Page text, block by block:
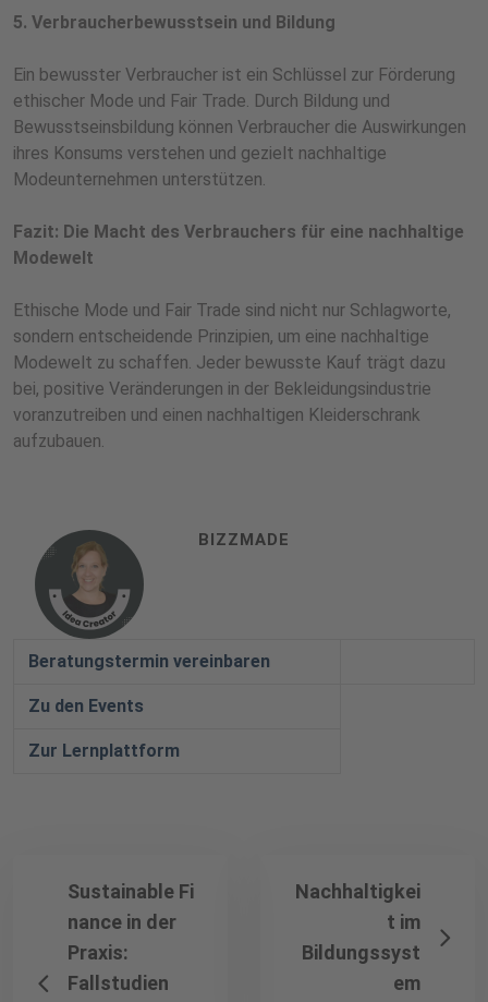
5. Verbraucherbewusstsein und Bildung
Ein bewusster Verbraucher ist ein Schlüssel zur Förderung
ethischer Mode und Fair Trade. Durch Bildung und
Bewusstseinsbildung können Verbraucher die Auswirkungen
ihres Konsums verstehen und gezielt nachhaltige
Modeunternehmen unterstützen.
Fazit: Die Macht des Verbrauchers für eine nachhaltige
Modewelt
Ethische Mode und Fair Trade sind nicht nur Schlagworte,
sondern entscheidende Prinzipien, um eine nachhaltige
Modewelt zu schaffen. Jeder bewusste Kauf trägt dazu
bei, positive Veränderungen in der Bekleidungsindustrie
voranzutreiben und einen nachhaltigen Kleiderschrank
aufzubauen.
BIZZMADE
Beratungstermin vereinbaren
Zu den Events
Zur Lernplattform
Sustainable Fi
nance in der
Praxis:
Fallstudien
Nachhaltigkei
t im
Bildungssyst
em